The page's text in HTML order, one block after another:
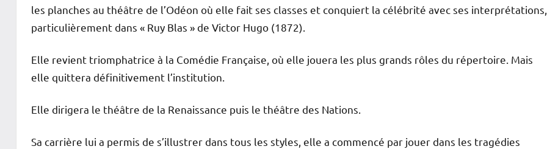
les planches au théâtre de l’Odéon où elle fait ses classes et conquiert la célébrité avec ses interprétations,
particulièrement dans « Ruy Blas » de Victor Hugo (1872).
Elle revient triomphatrice à la Comédie Française, où elle jouera les plus grands rôles du répertoire. Mais
elle quittera définitivement l’institution.
Elle dirigera le théâtre de la Renaissance puis le théâtre des Nations.
Sa carrière lui a permis de s’illustrer dans tous les styles, elle a commencé par jouer dans les tragédies